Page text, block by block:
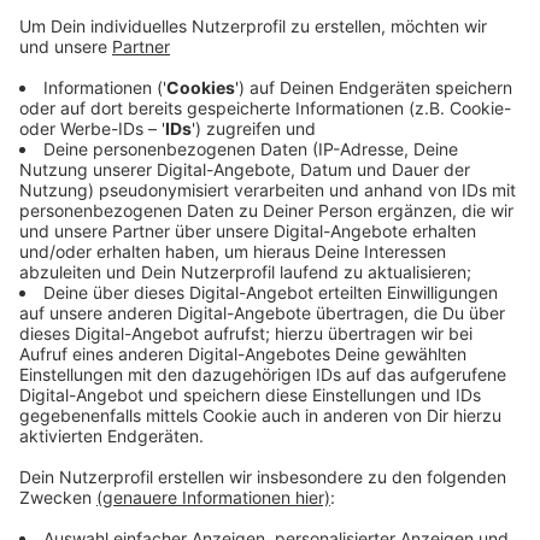
verdreifacht. Vor zehn Jahren waren es 1,5 Millionen
Glücksspiel NRW mitgeteilt. Über 130
Geldspielautomaten stehen in Spielhallen und Kneipen
in der Stadt. Glücksspielsucht ist die Sucht mit der
höchsten Verschuldungsrate und der höchsten
Selbstmord-Gefährdung. 80 Prozent der
Hilfesuchenden in Beratungsstellen haben ein Problem
mit Spielautomaten. Das bestätigt auch das Hattinger
Caritas-Suchthilfezentrum: die meisten Hilfe-
Bedürftigen kommen aus diesem Bereich.
Anzeige